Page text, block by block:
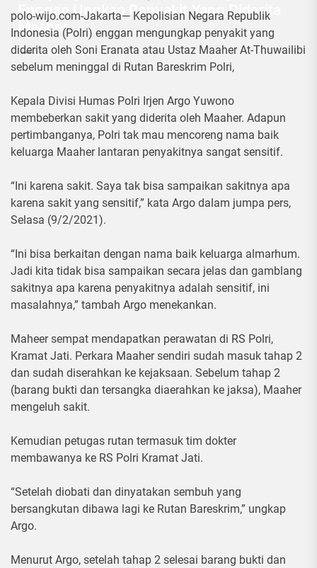
Enggan Ungkap Penyakit Yang Diderita
Maaher
9 Februari 2021
polo-wijo.com-Jakarta— Kepolisian Negara Republik
Indonesia (Polri) enggan mengungkap penyakit yang
diderita oleh Soni Eranata atau Ustaz Maaher At-Thuwailibi
sebelum meninggal di Rutan Bareskrim Polri,
Kepala Divisi Humas Polri Irjen Argo Yuwono
membeberkan sakit yang diderita oleh Maaher. Adapun
pertimbanganya, Polri tak mau mencoreng nama baik
keluarga Maaher lantaran penyakitnya sangat sensitif.
“Ini karena sakit. Saya tak bisa sampaikan sakitnya apa
karena sakit yang sensitif,” kata Argo dalam jumpa pers,
Selasa (9/2/2021).
“Ini bisa berkaitan dengan nama baik keluarga almarhum.
Jadi kita tidak bisa sampaikan secara jelas dan gamblang
sakitnya apa karena penyakitnya adalah sensitif, ini
masalahnya,” tambah Argo menekankan.
Maheer sempat mendapatkan perawatan di RS Polri,
Kramat Jati. Perkara Maaher sendiri sudah masuk tahap 2
dan sudah diserahkan ke kejaksaan. Sebelum tahap 2
(barang bukti dan tersangka diaerahkan ke jaksa), Maaher
mengeluh sakit.
Kemudian petugas rutan termasuk tim dokter
membawanya ke RS Polri Kramat Jati.
“Setelah diobati dan dinyatakan sembuh yang
bersangkutan dibawa lagi ke Rutan Bareskrim,” ungkap
Argo.
Menurut Argo, setelah tahap 2 selesai barang bukti dan